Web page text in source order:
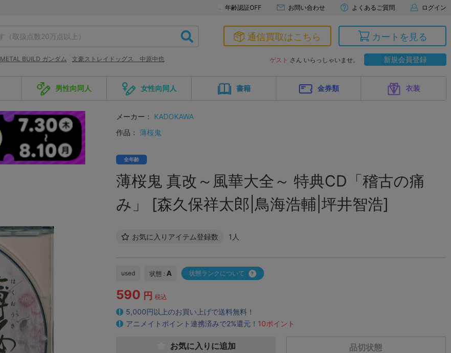
年齢認証OFF お問い合わせ よくあるご質問 ログイン
METAL BUILD ガンダム 文豪ストレイドッグス 中原中也
通信買取はこちら カートを見る
ゲスト さん いらっしゃいませ。 新規会員登録
男性向同人 女性向同人 書籍 金券類 衣装
メーカー：
KADOKAWA
作品： 薄桜鬼
全年齢
薄桜鬼 真改～風華大全～ 特典CD「稽古の痛
み」 [森久保祥太郎|鳥海浩輔|坪井智浩]
お気に入りアイテム登録数 1人
used 状態 : A 状態ランクについて
590 円 税込
5,000円以上のお買い上げで送料無料！
アニメイトポイント連携済みで2%還元！ 10ポイント
品切状態
お気に入りに追加